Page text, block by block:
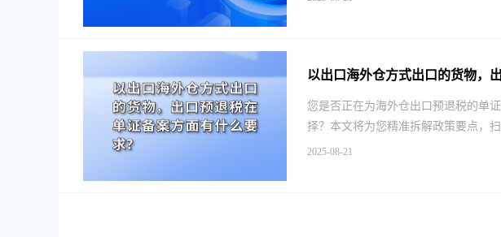
以出口海外仓方式出口的货物，
您是否正在为海外仓出口预退税的单
择？本文将为您精准拆解政策要点，
2025-08-21